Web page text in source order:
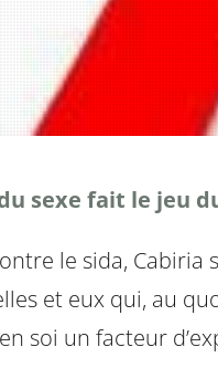
sexe fait le jeu
le sida,
et eux qui, au
soi un facteur